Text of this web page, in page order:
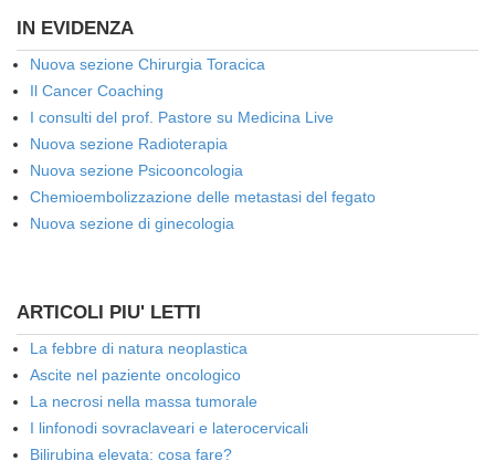
IN EVIDENZA
Nuova sezione Chirurgia Toracica
Il Cancer Coaching
I consulti del prof. Pastore su Medicina Live
Nuova sezione Radioterapia
Nuova sezione Psicooncologia
Chemioembolizzazione delle metastasi del fegato
Nuova sezione di ginecologia
ARTICOLI PIU' LETTI
La febbre di natura neoplastica
Ascite nel paziente oncologico
La necrosi nella massa tumorale
I linfonodi sovraclaveari e laterocervicali
Bilirubina elevata: cosa fare?